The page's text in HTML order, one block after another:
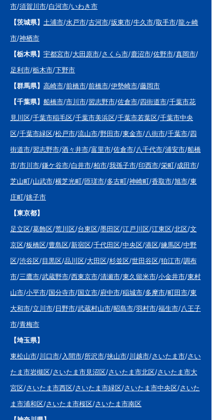
市/須賀川市/白河市/いわき市
【茨城県】 土浦市/水戸市/古河市/坂東市/牛久市/取手市/龍ヶ崎
市/神栖市
【栃木県】 宇都宮市/大田原市/さくら市/鹿沼市/佐野市/真岡市/
足利市/栃木市/下野市
【群馬県】 高崎市/前橋市/前橋市/伊勢崎市/藤岡市
【千葉県】 船橋市/市川市/習志野市/佐倉市/四街道市/千葉市花
見川区/千葉市稲毛区/千葉市美浜区/千葉市若葉区/千葉市中央
区/千葉市緑区/松戸市/流山市/野田市/東金市/八街市/千葉市/四
街道市/習志野市/酒々井市/富里市/佐倉市/八千代市/浦安市/船橋
市/市川市/鎌ケ谷市/白井市/柏市/我孫子市/印西市/栄町/成田市/
芝山町/山武市/横芝光町/匝瑳市/多古町/神崎町/香取市/旭市/東
庄町/銚子市
【東京都】
足立区/葛飾区/荒川区/台東区/墨田区/江戸川区/江東区/北区/文
京区/板橋区/豊島区/新宿区/千代田区/中央区/港区/練馬区/中野
区/渋谷区/目黒区/品川区/大田区/杉並区/世田谷区/狛江市/調布
市/三鷹市/武蔵野市/西東京市/清瀬市/東久留米市/小金井市/東村
山市/小平市/国分寺市/国立市/府中市/稲城市/多摩市/町田市/東
大和市/立川市/日野市/武蔵村山市/昭島市/羽村市/福生市/八王子
市/青梅市
【埼玉県】
東松山市/川口市/入間市/所沢市/挟山市/川越市/さいたま市/さい
たま市岩槻区/さいたま市見沼区/さいたま市北区/さいたま市大
宮区/さいたま市西区/さいたま市緑区/さいたま市中央区/さいた
ま市浦和区/さいたま市桜区/さいたま市南区